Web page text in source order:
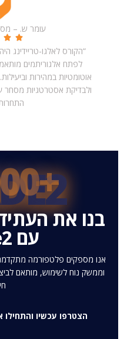
עומר ש. –
“הקורס לאלגו-טריידינג
לפתח אלגוריתמים
אוטומטיות במהירות
ולבדיקת אסטרטגיות מסחר
+42.000
בנו את
עם Trade2
אנו מספקים פלטפורמה מתקדמת
וממשק נוח לשימוש, מותאם
הצטרפו עכשיו